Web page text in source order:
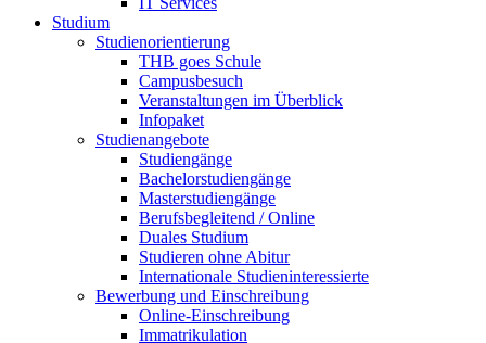
Studium
Studienorientierung
THB goes Schule
Campusbesuch
Veranstaltungen im Überblick
Infopaket
Studienangebote
Studiengänge
Bachelorstudiengänge
Masterstudiengänge
Berufsbegleitend / Online
Duales Studium
Studieren ohne Abitur
Internationale Studieninteressierte
Bewerbung und Einschreibung
Online-Einschreibung
Immatrikulation